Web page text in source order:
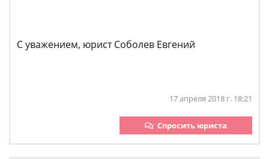
С уважением, юрист Соболев Евгений
17 апреля 2018 г. 18:21
Спросить юриста